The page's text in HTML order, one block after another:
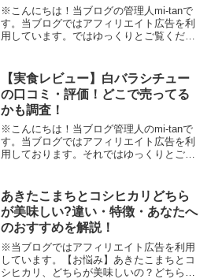
※こんにちは！当ブログの管理人mi-tanで
す。当ブログではアフィリエイト広告を利
用しています。ではゆっくりとご覧くださ
食品（アジフライカンパニー）の
「KADOY...
【実食レビュー】白バラシチュー
の口コミ・評価！どこで売ってる
かも調査！
※こんにちは！当ブログ管理人のmi-tanで
す。当ブログではアフィリエイト広告を利
用しております。それではゆっくりとご覧
はアイデアパッケージさんが製造販売して
いる「...
あきたこまちとコシヒカリどちら
が美味しい?違い・特徴・あなたへ
のおすすめを解説！
※当ブログではアフィリエイト広告を利用
しています。【お悩み】あきたこまちとコ
シヒカリ、どちらが美味しいの？どちらも